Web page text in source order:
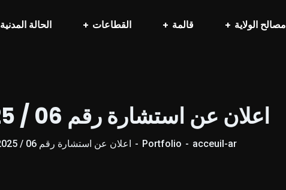
مصالح الولاية قالمة القطاعات الحالة المدنية
اعلان عن استشارة رقم 06 / 2025
acceuil-ar
Portfolio اعلان عن استشارة رقم 06 / 2025